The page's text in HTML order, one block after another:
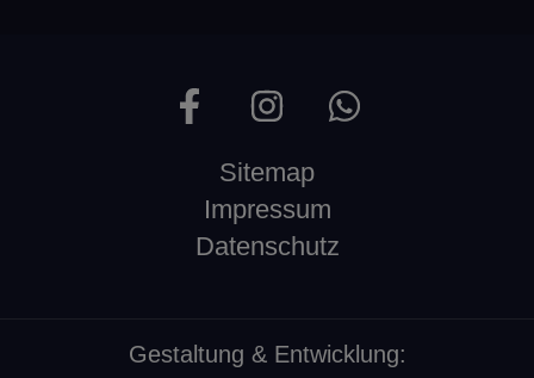
Gestaltung & Entwicklung:
Sitemap
Impressum
Datenschutz